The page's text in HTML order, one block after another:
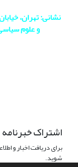
نشانی: تهران،
و علوم سیاسی - طبقه 4 -
اشتراک خبرنامه
برای دریافت اخبار و
شوید.